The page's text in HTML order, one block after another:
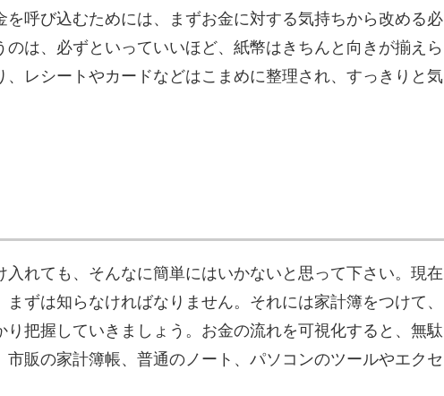
呼び込むためには、まずお金に対する気持ちから改める必
は、必ずといっていいほど、紙幣はきちんと向きが揃えら
レシートやカードなどはこまめに整理され、すっきりと気
入れても、そんなに簡単にはいかないと思って下さい。現在
ずは知らなければなりません。それには家計簿をつけて、
把握していきましょう。お金の流れを可視化すると、無駄
販の家計簿帳、普通のノート、パソコンのツールやエクセ